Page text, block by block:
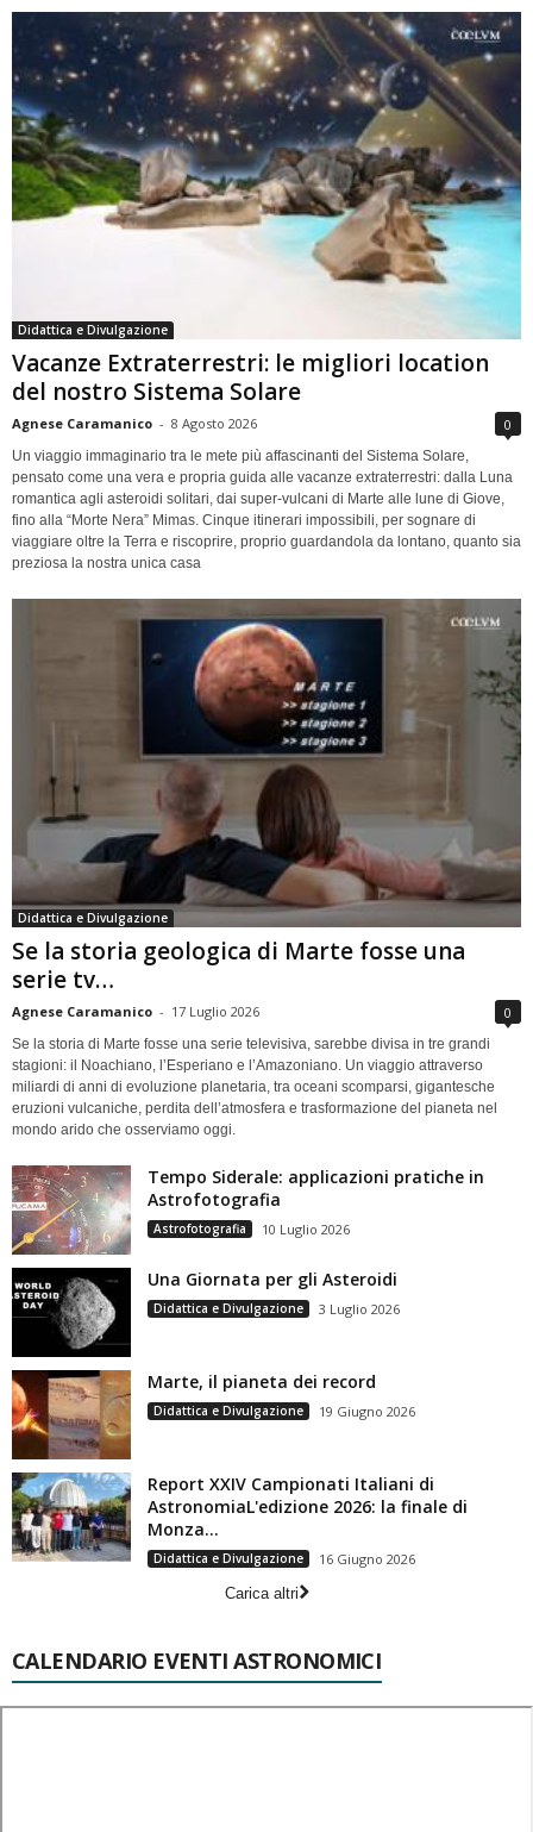
Didattica e Divulgazione
Vacanze Extraterrestri: le migliori location
del nostro Sistema Solare
Agnese Caramanico - 8 Agosto 2026 0
Un viaggio immaginario tra le mete più affascinanti del Sistema Solare,
pensato come una vera e propria guida alle vacanze extraterrestri: dalla Luna
romantica agli asteroidi solitari, dai super-vulcani di Marte alle lune di Giove,
fino alla “Morte Nera” Mimas. Cinque itinerari impossibili, per sognare di
viaggiare oltre la Terra e riscoprire, proprio guardandola da lontano, quanto sia
preziosa la nostra unica casa
Didattica e Divulgazione
Se la storia geologica di Marte fosse una
serie tv…
Agnese Caramanico - 17 Luglio 2026 0
Se la storia di Marte fosse una serie televisiva, sarebbe divisa in tre grandi
stagioni: il Noachiano, l’Esperiano e l’Amazoniano. Un viaggio attraverso
miliardi di anni di evoluzione planetaria, tra oceani scomparsi, gigantesche
eruzioni vulcaniche, perdita dell’atmosfera e trasformazione del pianeta nel
mondo arido che osserviamo oggi.
Tempo Siderale: applicazioni pratiche in
Astrofotografia
Astrofotografia 10 Luglio 2026
Una Giornata per gli Asteroidi
Didattica e Divulgazione 3 Luglio 2026
Marte, il pianeta dei record
Didattica e Divulgazione 19 Giugno 2026
Report XXIV Campionati Italiani di
AstronomiaL'edizione 2026: la finale di
Monza...
Didattica e Divulgazione
16 Giugno 2026
Carica altri
CALENDARIO EVENTI ASTRONOMICI